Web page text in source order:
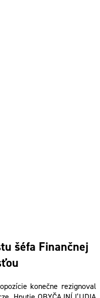
šéfa Finančnej
konečne rezignoval